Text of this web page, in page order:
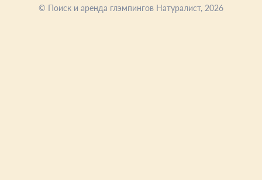
© Поиск и аренда глэмпингов Натуралист, 2026